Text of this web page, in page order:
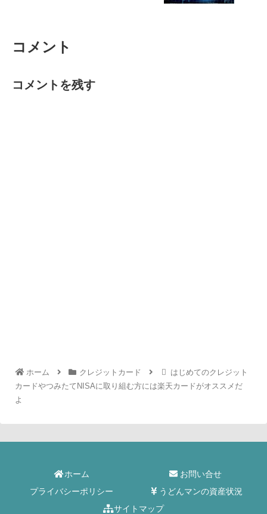
コメント
コメントを残す
ホーム クレジットカード
はじめてのクレジット
カードやつみたてNISAに取り組む方には楽天カードがオススメだ
よ
ホーム
お問い合せ
プライバシーポリシー
うどんマンの資産状況
サイトマップ